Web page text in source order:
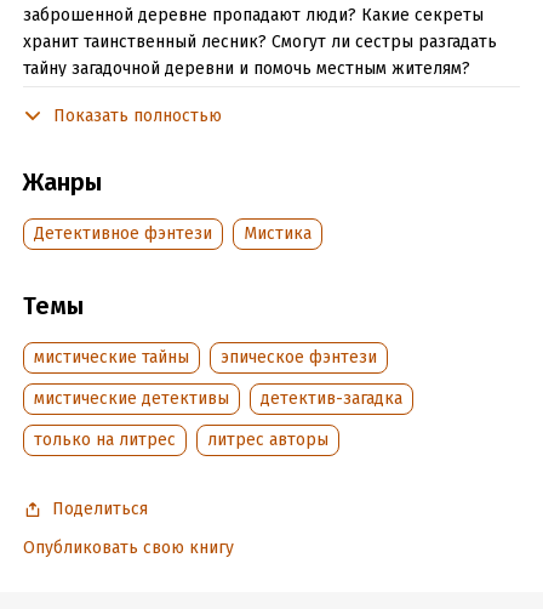
заброшенной деревне пропадают люди? Какие секреты
хранит таинственный лесник? Смогут ли сестры разгадать
тайну загадочной деревни и помочь местным жителям?
Дата написания:
Объем:30327
Год издания:2023
Время на чтение:
Показать полностью
Жанры
Детективное фэнтези Мистика
Темы
мистические тайны
эпическое фэнтези
мистические детективы
детектив-загадка
только на литрес
литрес авторы
Поделиться
Опубликовать свою книгу